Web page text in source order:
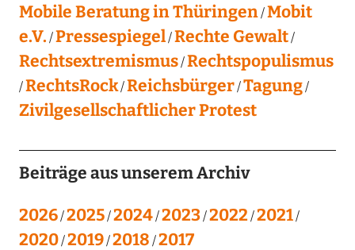
Mobile Beratung in Thüringen Mobit
e.V. Pressespiegel Rechte Gewalt
Rechtsextremismus Rechtspopulismus
RechtsRock Reichsbürger Tagung
Zivilgesellschaftlicher Protest
Beiträge aus unserem Archiv
2026 2025 2024 2023 2022 2021
2020 2019 2018 2017